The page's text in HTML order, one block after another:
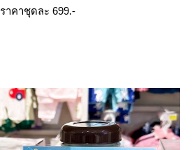
ราคาชุดละ 699.-